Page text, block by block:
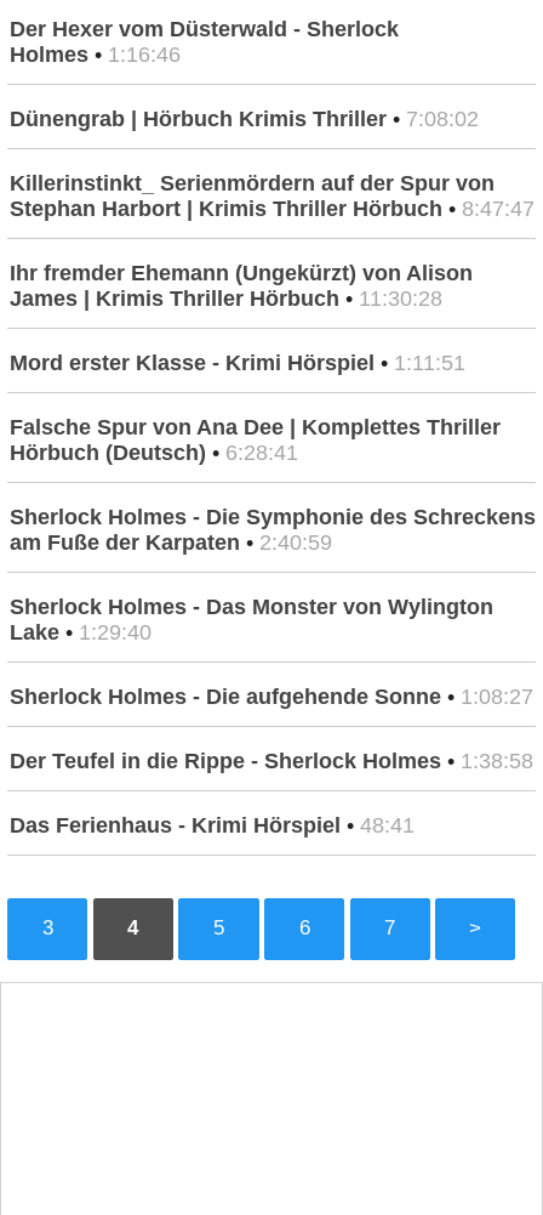
Der Hexer vom Düsterwald - Sherlock
Holmes • 1:16:46
Dünengrab | Hörbuch Krimis Thriller • 7:08:02
Killerinstinkt_ Serienmördern auf der Spur von
Stephan Harbort | Krimis Thriller Hörbuch • 8:47:47
Ihr fremder Ehemann (Ungekürzt) von Alison
James | Krimis Thriller Hörbuch • 11:30:28
Mord erster Klasse - Krimi Hörspiel • 1:11:51
Falsche Spur von Ana Dee | Komplettes Thriller
Hörbuch (Deutsch) • 6:28:41
Sherlock Holmes - Die Symphonie des Schreckens
am Fuße der Karpaten • 2:40:59
Sherlock Holmes - Das Monster von Wylington
Lake • 1:29:40
Sherlock Holmes - Die aufgehende Sonne • 1:08:27
Der Teufel in die Rippe - Sherlock Holmes • 1:38:58
Das Ferienhaus - Krimi Hörspiel • 48:41
3 4 5 6 7 >